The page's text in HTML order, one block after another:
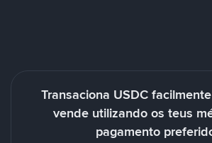
Transaciona USDC
vende utilizando os teus
pagamento